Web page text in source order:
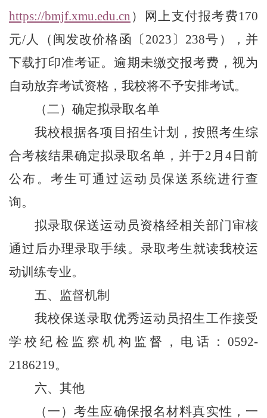
https://bmjf.xmu.edu.cn ）网上支付报考费170
元/人（闽发改价格函〔2023〕238号），并
下载打印准考证。逾期未缴交报考费，视为
自动放弃考试资格，我校将不予安排考试。
（二）确定拟录取名单
我校根据各项目招生计划，按照考生综
合考核结果确定拟录取名单，并于2月4 日前
公布。考生可通过运动员保送系统进行查
询。
拟录取保送运动员资格经相关部门审核
通过后办理录取手续。录取考生就读我校运
动训练专业。
五、监督机制
我校保送录取 优秀运动员招生工作接受
学校纪检监察机构监督，电话： 0592-
2186219。
六、其他
（一）考生应确保报名材料真实性，一